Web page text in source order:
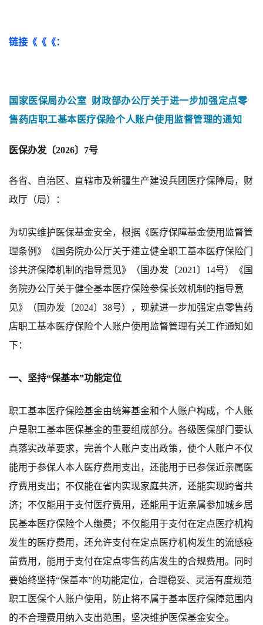
链接《《《：
国家医保局办公室 财政部办公厅关于进一步加强定点零
售药店职工基本医疗保险个人账户使用监督管理的通知
医保办发〔2026〕7号
各省、自治区、直辖市及新疆生产建设兵团医疗保障局，财
政厅（局） ：
为切实维护医保基金安全，根据 《 医疗保障基金使用监督管
理条例 》
《国务院办公厅关于建立健全职工基本医疗保险门
诊共济保障机制的指导意见》（国办发〔2021 〕 14号） 《 国
务院办公厅关于健全基本医疗保险参保长效机制的指导意
见》（ 国办发〔2024〕 38号） ， 现就进一步加强定点零售药
店职工基本医疗保险个人账户使用监督管理有关工作通知如
下：
一、 坚持“保基本”功能定位
职工基本医疗保险基金由统筹基金和个人账户构成， 个人账
户是职工基本医保基金的重要组成部分。 各级医保部门 要认
真落实改革要求，完善个人账户支出政策，使个人账户不仅
能用于参保人本人 医疗费用支出，还能用于已参保近亲属 医
疗费用支出；不仅能在省内实现家庭共济，还能实现跨省共
济；不仅能用于支付医疗费用，还能用于近亲属参加城乡居
民基本医疗保险个人缴费 ； 不仅能用于支付在定点医疗机构
发生的医疗费用， 还允许支付在定点医疗机构发生的流感疫
苗费用， 能用于支付在定点零售药店发生的合规费用。
同时
要始终坚持“保基本”的功能定位，合理稳妥、灵活有度规范
职工医保个人账户使用，防止将不属于基本医疗保障范围内
的不合理费用纳入支出范围，坚决维护医保基金安全。